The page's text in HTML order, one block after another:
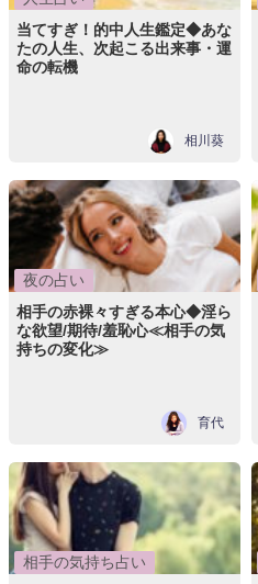
当てすぎ！的中人生鑑定◆あな
たの人生、次起こる出来事・運
命の転機
相川葵
夜の占い
相手の赤裸々すぎる本心◆淫ら
な欲望/期待/羞恥心≪相手の気
持ちの変化≫
育代
相手の気持ち占い